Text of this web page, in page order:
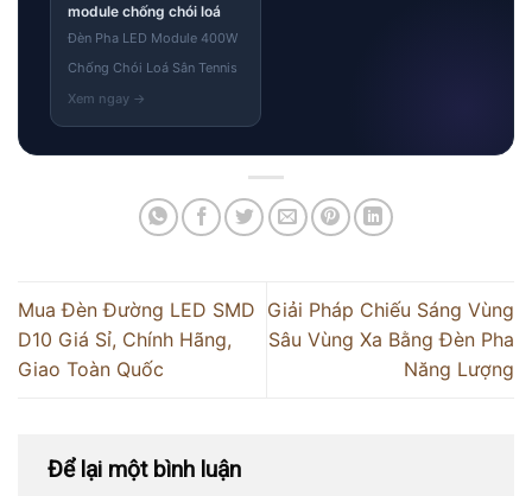
module chống chói loá
Đèn Pha LED Module 400W
Chống Chói Loá Sân Tennis
Mua Đèn Đường LED SMD
D10 Giá Sỉ, Chính Hãng,
Giao Toàn Quốc
Giải Pháp Chiếu Sáng Vùng
Sâu Vùng Xa Bằng Đèn Pha
Năng Lượng
Để lại một bình luận